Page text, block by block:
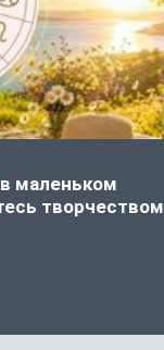
маленьком
творчеством